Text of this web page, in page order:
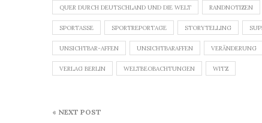
QUER DURCH DEUTSCHLAND UND DIE WELT RANDNOTIZEN
SPORTASSE SPORTREPORTAGE STORYTELLING
UNSICHTBAR-AFFEN UNSICHTBARAFFEN VERÄNDERUNG
VERLAG BERLIN WELTBEOBACHTUNGEN WITZ
« NEXT POST